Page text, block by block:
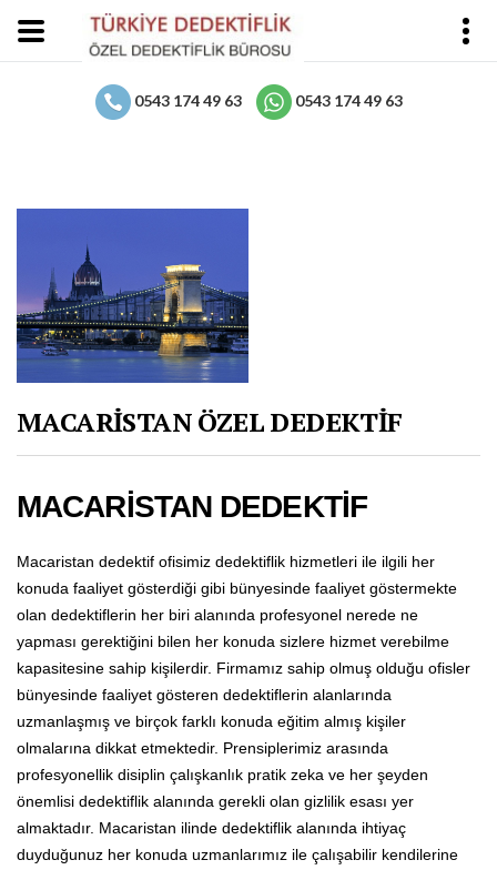
0543 174 49 63 0543 174 49 63
MACARİSTAN ÖZEL DEDEKTİF
MACARİSTAN DEDEKTİF
Macaristan dedektif ofisimiz dedektiflik hizmetleri ile ilgili her
konuda faaliyet gösterdiği gibi bünyesinde faaliyet göstermekte
olan dedektiflerin her biri alanında profesyonel nerede ne
yapması gerektiğini bilen her konuda sizlere hizmet verebilme
kapasitesine sahip kişilerdir. Firmamız sahip olmuş olduğu ofisler
bünyesinde faaliyet gösteren dedektiflerin alanlarında
uzmanlaşmış ve birçok farklı konuda eğitim almış kişiler
olmalarına dikkat etmektedir. Prensiplerimiz arasında
profesyonellik disiplin çalışkanlık pratik zeka ve her şeyden
önemlisi dedektiflik alanında gerekli olan gizlilik esası yer
almaktadır. Macaristan ilinde dedektiflik alanında ihtiyaç
duyduğunuz her konuda uzmanlarımız ile çalışabilir kendilerine